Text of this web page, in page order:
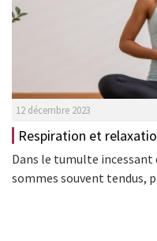
12 décembre 2023
Respiration et
Dans le tumulte incessant
sommes souvent tendus,